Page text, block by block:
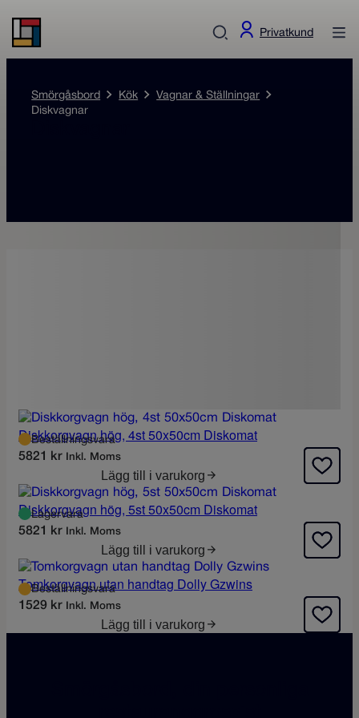
Privatkund
Smörgåsbord Kök
Vagnar & Ställningar
Diskvagnar
Diskkorgvagn hög, 4st 50x50cm Diskomat
Beställningsvara
5821 kr Inkl. Moms
Lägg till i varukorg
Diskkorgvagn hög, 5st 50x50cm Diskomat
Lagervara
5821 kr Inkl. Moms
Lägg till i varukorg
Tomkorgvagn utan handtag Dolly Gzwins
Beställningsvara
1529 kr Inkl. Moms
Lägg till i varukorg